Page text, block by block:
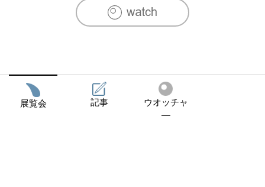
展覧会 記事
ウオッチャ
―